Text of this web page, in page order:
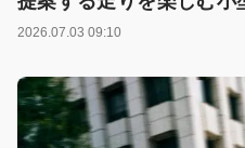
2026.07.03 09:10